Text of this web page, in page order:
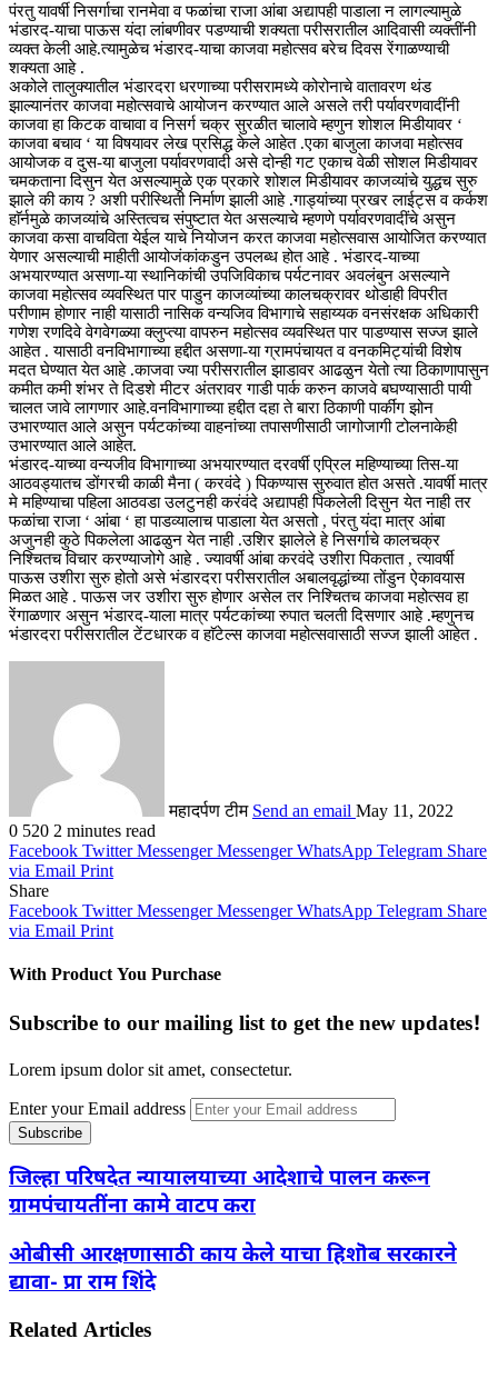
पंरतु यावर्षी निसर्गाचा रानमेवा व फळांचा राजा आंबा अद्यापही पाडाला न लागल्यामुळे
भंडारद-याचा पाऊस यंदा लांबणीवर पडण्याची शक्यता परीसरातील आदिवासी व्यक्तींनी
व्यक्त केली आहे.त्यामुळेच भंडारद-याचा काजवा महोत्सव बरेच दिवस रेंगाळण्याची
शक्यता आहे .
अकोले तालुक्यातील भंडारदरा धरणाच्या परीसरामध्ये कोरोनाचे वातावरण थंड
झाल्यानंतर काजवा महोत्सवाचे आयोजन करण्यात आले असले तरी पर्यावरणवादींनी
काजवा हा किटक वाचावा व निसर्ग चक्र सुरळीत चालावे म्हणुन शोशल मिडीयावर ‘
काजवा बचाव ‘ या विषयावर लेख प्रसिद्ध केले आहेत .एका बाजुला काजवा महोत्सव
आयोजक व दुस-या बाजुला पर्यावरणवादी असे दोन्ही गट एकाच वेळी सोशल मिडीयावर
चमकताना दिसुन येत असल्यामुळे एक प्रकारे शोशल मिडीयावर काजव्यांचे युद्धच सुरु
झाले की काय ? अशी परीस्थिती निर्माण झाली आहे .गाड्यांच्या प्रखर लाईट्स व कर्कश
हाॅर्नमुळे काजव्यांचे अस्तित्वच संपुष्टात येत असल्याचे म्हणणे पर्यावरणवादींचे असुन
काजवा कसा वाचविता येईल याचे नियोजन करत काजवा महोत्सवास आयोजित करण्यात
येणार असल्याची माहीती आयोजंकांकडुन उपलब्ध होत आहे . भंडारद-याच्या
अभयारण्यात असणा-या स्थानिकांची उपजिविकाच पर्यटनावर अवलंबुन असल्याने
काजवा महोत्सव व्यवस्थित पार पाडुन काजव्यांच्या कालचक्रावर थोडाही विपरीत
परीणाम होणार नाही यासाठी नासिक वन्यजिव विभागाचे सहाय्यक वनसंरक्षक अधिकारी
गणेश रणदिवे वेगवेगळ्या क्लुप्त्या वापरुन महोत्सव व्यवस्थित पार पाडण्यास सज्ज झाले
आहेत . यासाठी वनविभागाच्या हद्दीत असणा-या ग्रामपंचायत व वनकमिट्यांची विशेष
मदत घेण्यात येत आहे .काजवा ज्या परीसरातील झाडावर आढळुन येतो त्या ठिकाणापासुन
कमीत कमी शंभर ते दिडशे मीटर अंतरावर गाडी पार्क करुन काजवे बघण्यासाठी पायी
चालत जावे लागणार आहे.वनविभागाच्या हद्दीत दहा ते बारा ठिकाणी पार्कींग झोन
उभारण्यात आले असुन पर्यटकांच्या वाहनांच्या तपासणीसाठी जागोजागी टोलनाकेही
उभारण्यात आले आहेत.
भंडारद-याच्या वन्यजीव विभागाच्या अभयारण्यात दरवर्षी एप्रिल महिण्याच्या तिस-या
आठवड्यातच डोंगरची काळी मैना ( करवंदे ) पिकण्यास सुरुवात होत असते .यावर्षी मात्र
मे महिण्याचा पहिला आठवडा उलटुनही करंवंदे अद्यापही पिकलेली दिसुन येत नाही तर
फळांचा राजा ‘ आंबा ‘ हा पाडव्यालाच पाडाला येत असतो , पंरतु यंदा मात्र आंबा
अजुनही कुठे पिकलेला आढळुन येत नाही .उशिर झालेले हे निसर्गाचे कालचक्र
निश्चितच विचार करण्याजोगे आहे . ज्यावर्षी आंबा करवंदे उशीरा पिकतात , त्यावर्षी
पाऊस उशीरा सुरु होतो असे भंडारदरा परीसरातील अबालवृद्धांच्या तोंडुन ऐकावयास
मिळत आहे . पाऊस जर उशीरा सुरु होणार असेल तर निश्चितच काजवा महोत्सव हा
रेंगाळणार असुन भंडारद-याला मात्र पर्यटकांच्या रुपात चलती दिसणार आहे .म्हणुनच
भंडारदरा परीसरातील टेंटधारक व हाॅटेल्स काजवा महोत्सवासाठी सज्ज झाली आहेत .
महादर्पण टीम Send an email May 11, 2022
0 520 2 minutes read
Facebook Twitter Messenger Messenger WhatsApp Telegram Share
via Email Print
Share
Facebook Twitter Messenger Messenger WhatsApp Telegram Share
via Email Print
With Product You Purchase
Subscribe to our mailing list to get the new updates!
Lorem ipsum dolor sit amet, consectetur.
Enter your Email address
जिल्हा परिषदेत न्यायालयाच्या आदेशाचे पालन करून
ग्रामपंचायतींना कामे वाटप करा
ओबीसी आरक्षणासाठी काय केले याचा हिशॊब सरकारने
द्यावा- प्रा राम शिंदे
Related Articles